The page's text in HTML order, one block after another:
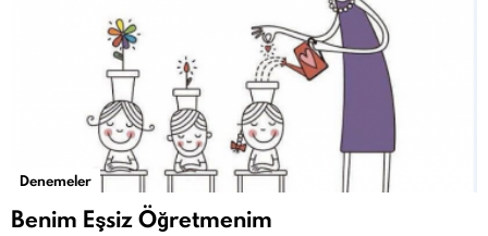
Denemeler
Benim Eşsiz Öğretmenim